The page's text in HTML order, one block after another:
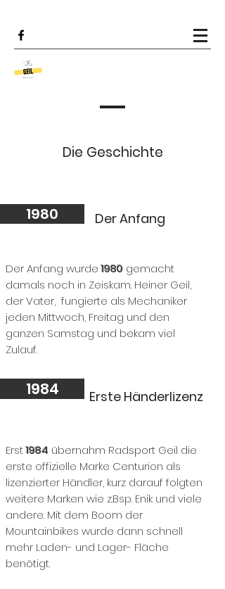
Die Geschichte
1980 Der Anfang
Der Anfang wurde 1980 gemacht
damals noch in Zeiskam. Heiner Geil,
der Vater, fungierte als Mechaniker
jeden Mittwoch, Freitag und den
ganzen Samstag und bekam viel
Zulauf.
Erst1984 übernahm Radsport Geil die
erste offizielle Marke Centurion als
lizenzierter Händler, kurz darauf folgten
weitere Marken wie z.Bsp. Enik und viele
andere. Mit dem Boom der
Mountainbikes wurde dann schnell
mehr Laden- und Lager- Fläche
benötigt.
1984 Erste Händerlizenz